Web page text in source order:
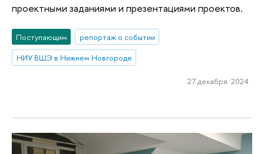
проектными заданиями и презентациями проектов.
Поступающим
репортаж о событии
НИУ ВШЭ в Нижнем Новгороде
27 декабря 2024